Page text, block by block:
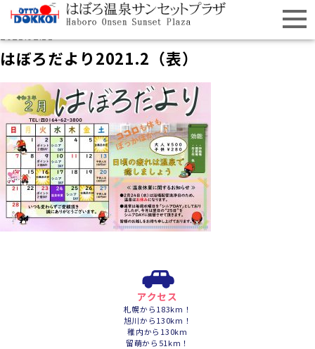
はぼろだより2021.2（表）
アクセス
札幌から183km！
旭川から130km！
稚内から130km
留萌から51km！